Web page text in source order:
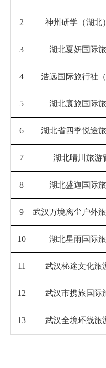
2 神州研学（湖北
3 湖北夏妍国际
4 浩远国际旅行社
5 湖北寰旅国际
6 湖北省四季悦途
7 湖北晴川旅游
8 湖北盛迦国际
9 武汉万境离尘户外
10 湖北星雨国际
11 武汉杺途文化旅
12 武汉市携旅国际
13 武汉全境环线旅